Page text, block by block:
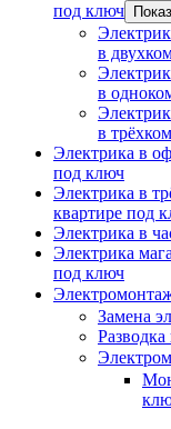
под ключ
в
в
в
Электрика в
под ключ
Электрика в
квартире под
Электрика в
Электрика
под ключ
Замена